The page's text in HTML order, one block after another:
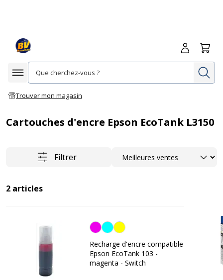
Afficher la navigation
Trouver mon magasin
Me
Cartouches d'encre Epson EcoTank L3150
Filtrer Trier
2 articles
Magenta
Recharge d'encre compatible
Epson EcoTank 103 -
magenta - Switch